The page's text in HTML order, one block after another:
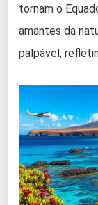
tornam o
amantes da
palpável,